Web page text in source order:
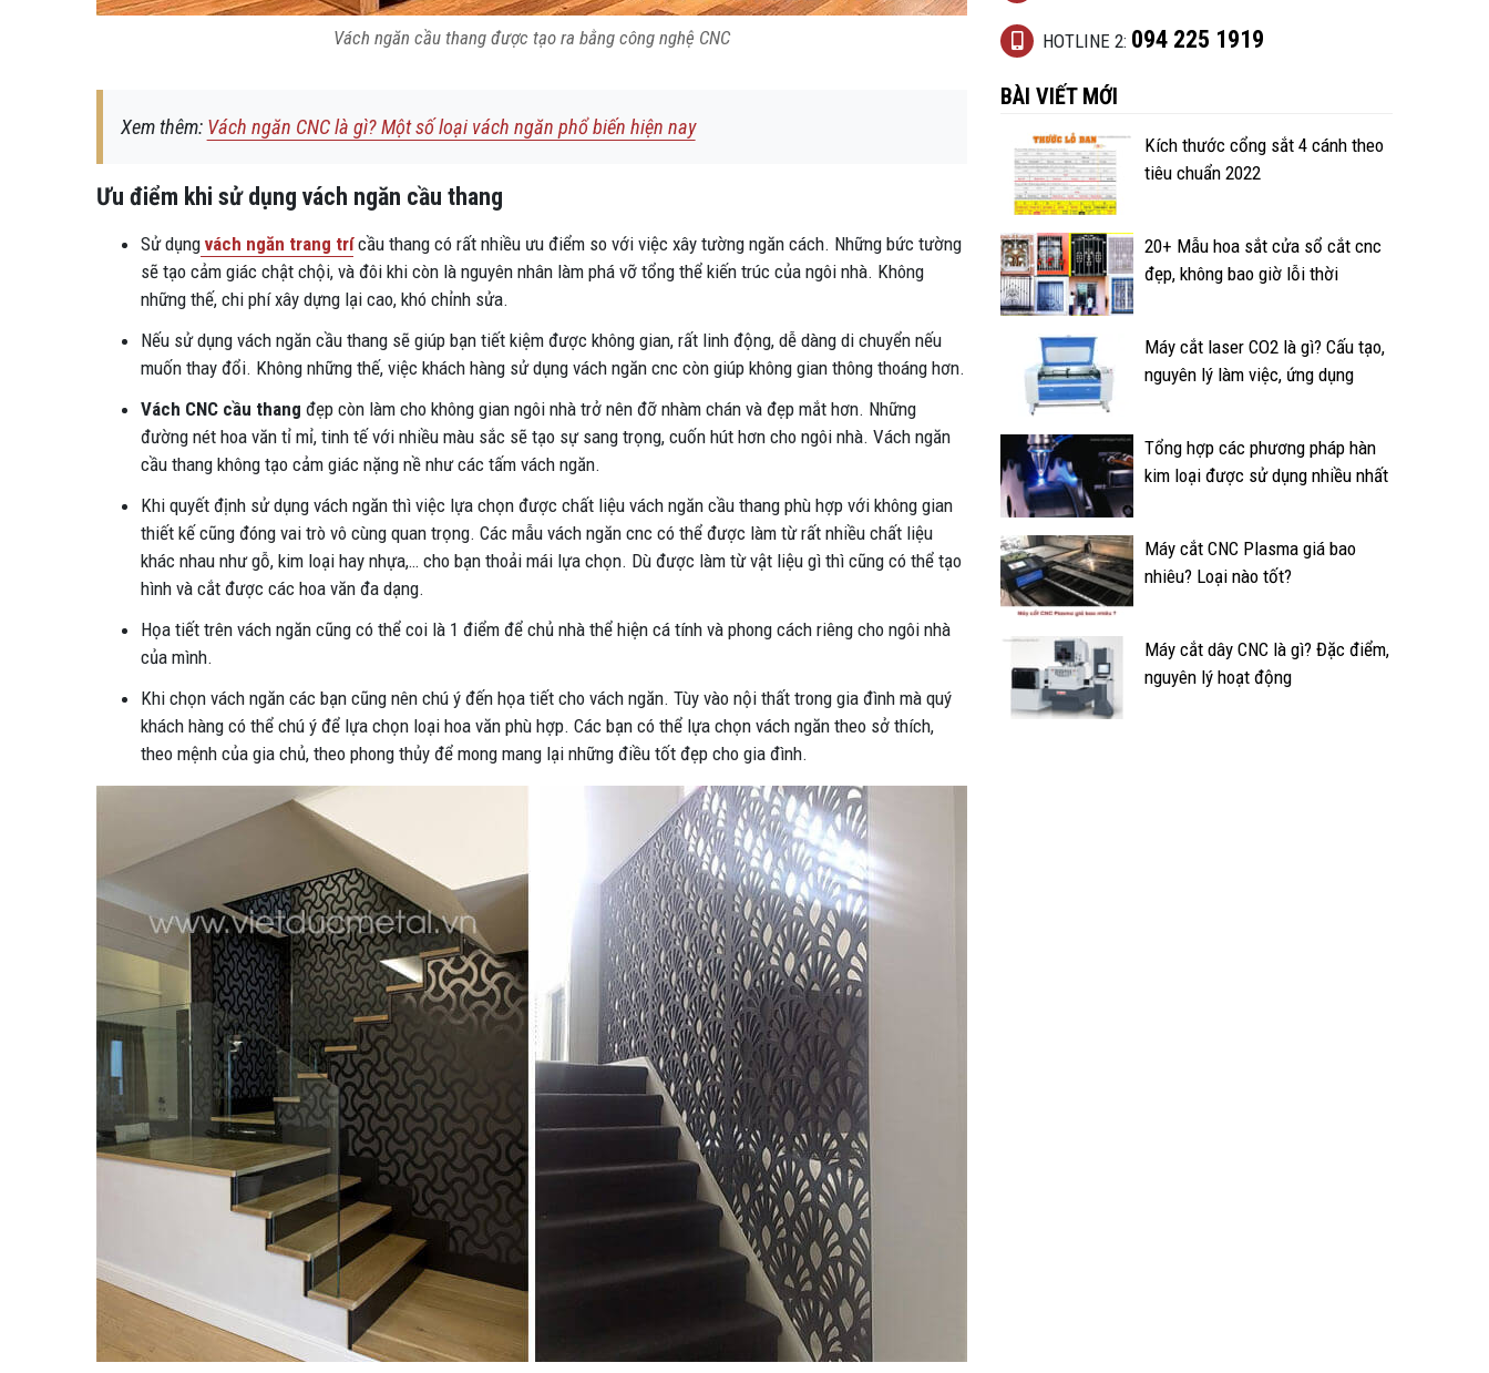
Vách ngăn cầu thang được tạo ra bằng công nghệ CNC
Xem thêm: Vách ngăn CNC là gì? Một số loại vách ngăn phổ biến hiện nay
Ưu điểm khi sử dụng vách ngăn cầu thang
Sử dụng vách ngăn trang trícầu thang có rất nhiều ưu điểm so với việc xây tường ngăn cách. Những bức tường
sẽ tạo cảm giác chật chội, và đôi khi còn là nguyên nhân làm phá vỡ tổng thể kiến trúc của ngôi nhà. Không
những thế, chi phí xây dựng lại cao, khó chỉnh sửa.
Nếu sử dụng vách ngăn cầu thang sẽ giúp bạn tiết kiệm được không gian, rất linh động, dễ dàng di chuyển nếu
muốn thay đổi. Không những thế, việc khách hàng sử dụng vách ngăn cnc còn giúp không gian thông thoáng hơn.
Vách CNC cầu thang đẹp còn làm cho không gian ngôi nhà trở nên đỡ nhàm chán và đẹp mắt hơn. Những
đường nét hoa văn tỉ mỉ, tinh tế với nhiều màu sắc sẽ tạo sự sang trọng, cuốn hút hơn cho ngôi nhà. Vách ngăn
cầu thang không tạo cảm giác nặng nề như các tấm vách ngăn.
Khi quyết định sử dụng vách ngăn thì việc lựa chọn được chất liệu vách ngăn cầu thang phù hợp với không gian
thiết kế cũng đóng vai trò vô cùng quan trọng. Các mẫu vách ngăn cnc có thể được làm từ rất nhiều chất liệu
khác nhau như gỗ, kim loại hay nhựa,… cho bạn thoải mái lựa chọn. Dù được làm từ vật liệu gì thì cũng có thể tạo
hình và cắt được các hoa văn đa dạng.
Họa tiết trên vách ngăn cũng có thể coi là 1 điểm để chủ nhà thể hiện cá tính và phong cách riêng cho ngôi nhà
của mình.
Khi chọn vách ngăn các bạn cũng nên chú ý đến họa tiết cho vách ngăn. Tùy vào nội thất trong gia đình mà quý
khách hàng có thể chú ý để lựa chọn loại hoa văn phù hợp. Các bạn có thể lựa chọn vách ngăn theo sở thích,
theo mệnh của gia chủ, theo phong thủy để mong mang lại những điều tốt đẹp cho gia đình.
HOTLINE 2: 094 225 1919
BÀI VIẾT MỚI
Kích thước cổng sắt 4 cánh theo
tiêu chuẩn 2022
20+ Mẫu hoa sắt cửa sổ cắt cnc
đẹp, không bao giờ lỗi thời
Máy cắt laser CO2 là gì? Cấu tạo,
nguyên lý làm việc, ứng dụng
Tổng hợp các phương pháp hàn
kim loại được sử dụng nhiều nhất
Máy cắt CNC Plasma giá bao
nhiêu? Loại nào tốt?
Máy cắt dây CNC là gì? Đặc điểm,
nguyên lý hoạt động